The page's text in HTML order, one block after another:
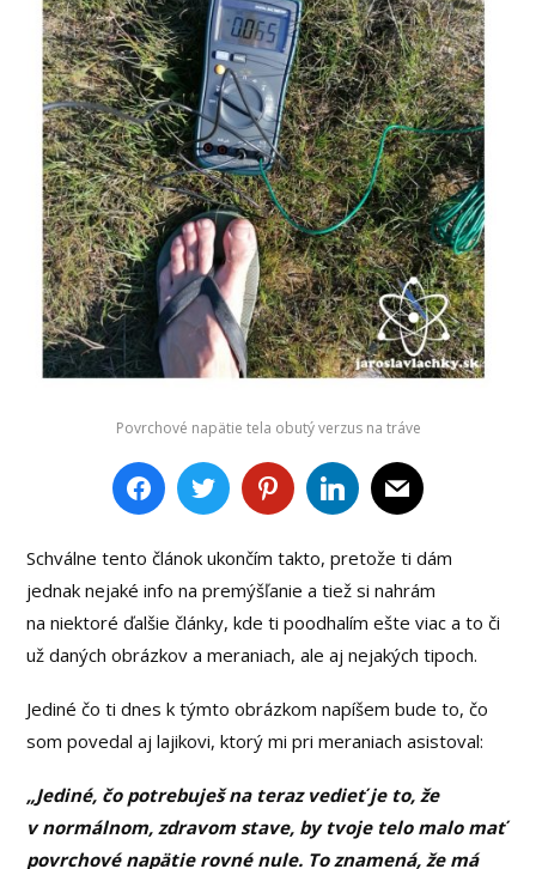
Povrchové napätie tela obutý verzus na tráve
Schválne tento článok ukončím takto, pretože ti dám
jednak nejaké info na premýšľanie a tiež si nahrám
na niektoré ďalšie články, kde ti poodhalím ešte viac a to či
už daných obrázkov a meraniach, ale aj nejakých tipoch.
Jediné čo ti dnes k týmto obrázkom napíšem bude to, čo
som povedal aj lajikovi, ktorý mi pri meraniach asistoval:
„Jediné, čo potrebuješ na teraz vedieť je to, že
v normálnom, zdravom stave, by tvoje telo malo mať
povrchové napätie rovné nule. To znamená, že má